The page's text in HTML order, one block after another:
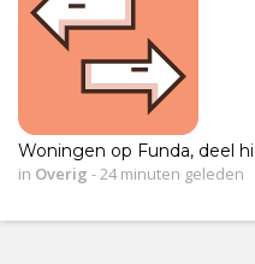
Woningen op Funda, deel
in Overig -24 minuten geleden